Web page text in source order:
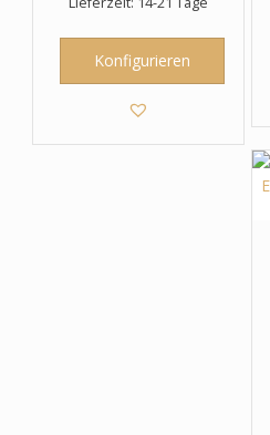
Konfigurieren